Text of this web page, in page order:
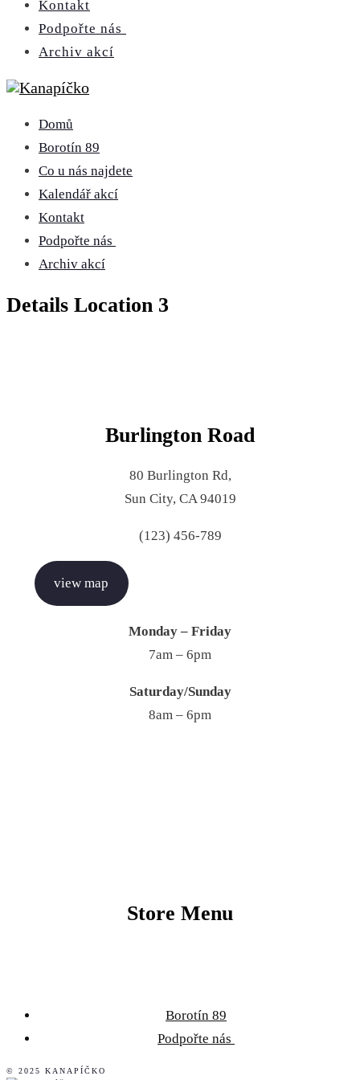
Kontakt
Podpořte nás
Archiv akcí
Domů
Borotín 89
Co u nás najdete
Kalendář akcí
Kontakt
Podpořte nás
Archiv akcí
Details Location 3
Burlington Road
80 Burlington Rd,
Sun City, CA 94019
(123) 456-789
view map
Monday – Friday
7am – 6pm
Saturday/Sunday
8am – 6pm
Store Menu
Borotín 89
Podpořte nás
© 2025 KANAPÍČKO